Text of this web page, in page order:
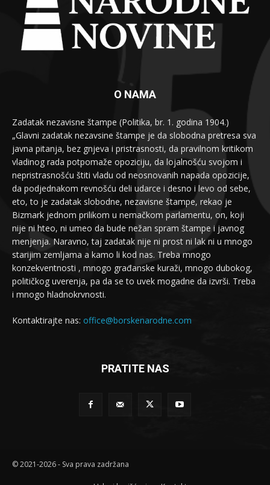
O NAMA
Zadatak nezavisne štampe (Politika, br. 1. godina 1904.)
„Glavni zadatak nezavsine štampe je da slobodna pretresa sva
javna pitanja, bez gnjeva i pristrasnosti, da pravilnom kritikom
vladinog rada potpomaže opoziciju, da lojalnošću svojom i
nepristrasnošću štiti vladu od neosnovanih napada opozicije,
da podjednakom revnošću deli udarce i desno i levo od sebe,
eto, to je zadatak slobodne, nezavisne štampe, rekao je
Bizmark jednom prilikom u nemačkom parlamentu, on, koji
nije ni hteo, ni umeo da bude nežan spram štampe i javnog
menjenja. Naravno, taj zadatak nije ni prost ni lak ni u mnogo
starijim zemljama a kamo li kod nas. Treba mnogo
konzekventnosti , mnogo građanske kuraži, mnogo dubokog,
političkog uverenja, pa da se to uvek mogadne da izvrši. Treba
i mnogo hladnokrvnosti.
Kontaktirajte nas: office@borskenarodne.com
PRATITE NAS
© 2021-2026 - Sva prava zadržana